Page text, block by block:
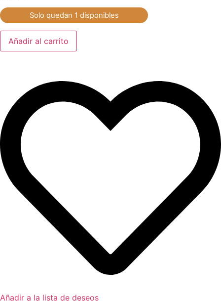
Solo quedan 1 disponibles
Añadir al carrito
Añadir a la lista de deseos